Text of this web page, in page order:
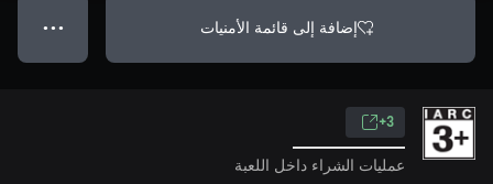
إضافة إلى قائمة الأمنيات ● ● ●
3+
عمليات الشراء داخل اللعبة